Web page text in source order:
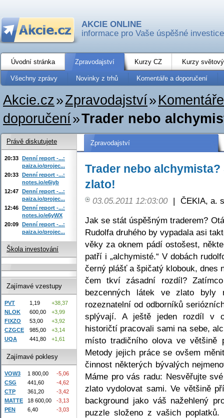
AKCIE ONLINE
informace pro Vaše úspěšné investice
Úvodní stránka Zpravodajství Kurzy CZ Kurzy
Všechny zprávy Novinky z trhů Komentáře a doporučení
Akcie.cz»Zpravodajství»
doporučení»Trader nebo
Zpravodajství
Trader nebo
zlato!
03.05.2011 12:03:00 | ČEKIA, a.
Jak se stát úspěšným traderem?
Rudolfa druhého by vypadala asi
věky za oknem pádí ostošest,
patří i „alchymisté.“ V dobách
černý plášť a špičatý klobouk, dnes
čem tkví zásadní rozdíl?
bezcenných látek ve zlato byly
rozeznatelní od odborníků
splývají. A ještě jeden rozdíl v
historičtí pracovali sami na sebe,
místo tradičního olova ve většině
Metody jejich práce se ovšem
činnost některých bývalých
Máme pro vás radu: Nesvěřujte
zlato vydolovat sami. Ve většině
background jako váš nažehlený
puzzle složeno z vašich
Právě diskutujete
20:33 Denní report -...:
paiza.io/projec...
20:33 Denní report -...:
notes.io/e6iyb
12:47 Denní report -...:
paiza.io/projec...
12:46 Denní report -...:
notes.io/e6yWX
20:09 Denní report -...:
paiza.io/projec...
Škola investování
Zajímavé vzestupy
PVT 1,19
+38,37
NLOK
600,00
+3,99
FIXZO
53,00
+3,92
CZGCE
985,00
+3,14
UQA
441,80 +1,61
Zajímavé poklesy
VOW3 1 800,00
-5,06
CSG
441,60
-4,62
CTP
361,20
-3,42
MATTE
18 600,00
-3,13
PEN
6,40 -3,03